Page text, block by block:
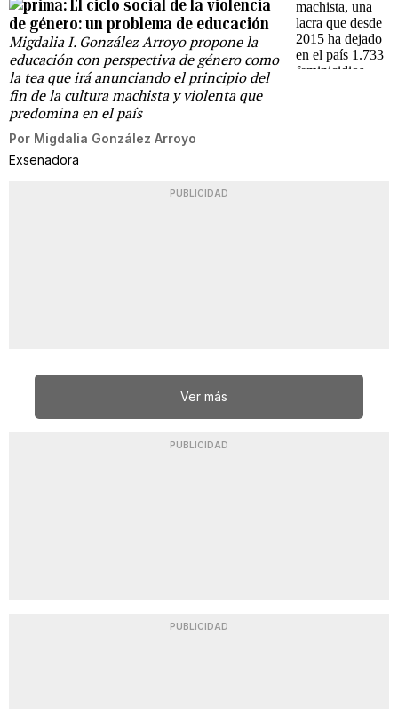
El ciclo social de la violencia
de género: un problema de educación
Migdalia I. González Arroyo propone la
educación con perspectiva de género como
la tea que irá anunciando el principio del
fin de la cultura machista y violenta que
predomina en el país
Por Migdalia González Arroyo
Exsenadora
PUBLICIDAD
Ver más
PUBLICIDAD
PUBLICIDAD